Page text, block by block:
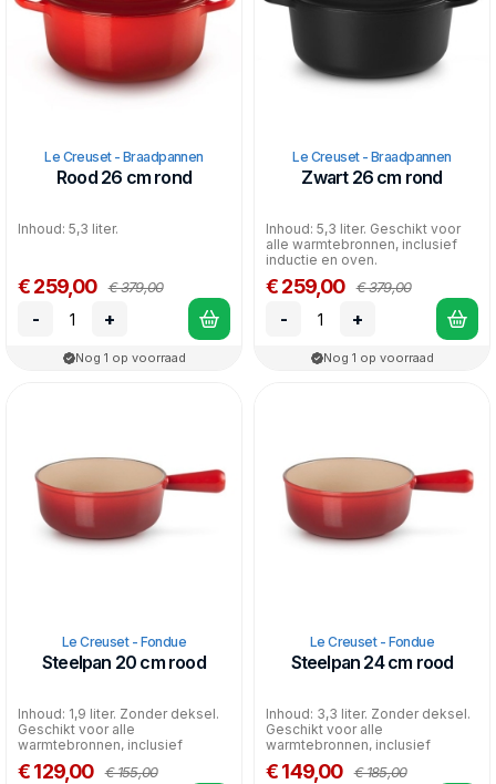
Le Creuset - Braadpannen
Rood 26 cm rond
Inhoud: 5,3 liter.
€ 259,00 € 379,00
- +
Nog 1 op voorraad
Le Creuset - Braadpannen
Zwart 26 cm rond
Inhoud: 5,3 liter. Geschikt voor
alle warmtebronnen, inclusief
inductie en oven.
€ 259,00 € 379,00
- +
Nog 1 op voorraad
Le Creuset - Fondue
Steelpan 20 cm rood
Inhoud: 1,9 liter. Zonder deksel.
Geschikt voor alle
warmtebronnen, inclusief
inductie en oven.
€ 129,00 € 155,00
Le Creuset - Fondue
Steelpan 24 cm rood
Inhoud: 3,3 liter. Zonder deksel.
Geschikt voor alle
warmtebronnen, inclusief
inductie en oven.
€ 149,00 € 185,00